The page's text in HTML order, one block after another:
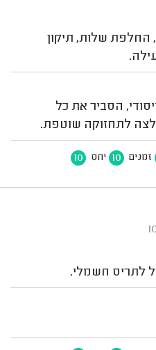
החלפת שלות, תיקון
הסביר את כל
לתחזוקה שוטפת.
זמנים 10 יחס 10
לתריס חשמלי.